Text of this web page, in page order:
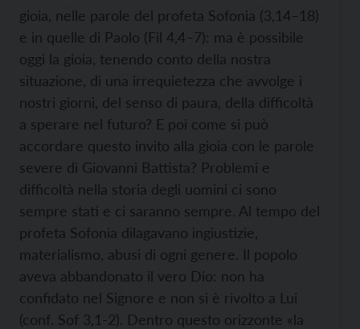
gioia, nelle parole del profeta Sofonia (3,14–18)
e in quelle di Paolo (Fil 4,4–7): ma è possibile
oggi la gioia, tenendo conto della nostra
situazione, di una irrequietezza che avvolge i
nostri giorni, del senso di paura, della difficoltà
a sperare nel futuro? E poi come si può
accordare questo invito alla gioia con le parole
severe di Giovanni Battista? Problemi e
difficoltà nella storia degli uomini ci sono
sempre stati e ci saranno sempre. Al tempo del
profeta Sofonia dilagavano ingiustizie,
materialismo, abusi di ogni genere. Il popolo
aveva abbandonato il vero Dio: non ha
confidato nel Signore e non si è rivolto a Lui
(conf. Sof 3,1-2). Dentro questo orizzonte «la